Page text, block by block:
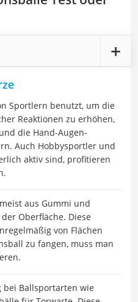
Sportlern benutzt, um die
Reaktionen zu erhöhen,
die Hand-Augen-
Auch Hobbysportler und
aktiv sind, profitieren
aus Gummi und
Oberfläche. Diese
von Flächen
zu fangen, muss man
bei Ballsportarten wie